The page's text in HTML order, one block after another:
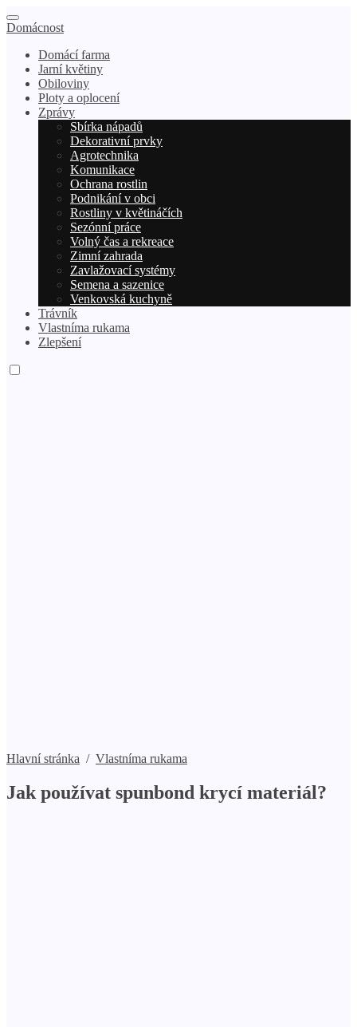
Domácnost
Domácí farma
Jarní květiny
Obiloviny
Ploty a oplocení
Zprávy
Sbírka nápadů
Dekorativní prvky
Agrotechnika
Komunikace
Ochrana rostlin
Podnikání v obci
Rostliny v květináčích
Sezónní práce
Volný čas a rekreace
Zimní zahrada
Zavlažovací systémy
Semena a sazenice
Venkovská kuchyně
Trávník
Vlastníma rukama
Zlepšení
Hlavní stránka / Vlastníma rukama
Jak používat spunbond krycí materiál?